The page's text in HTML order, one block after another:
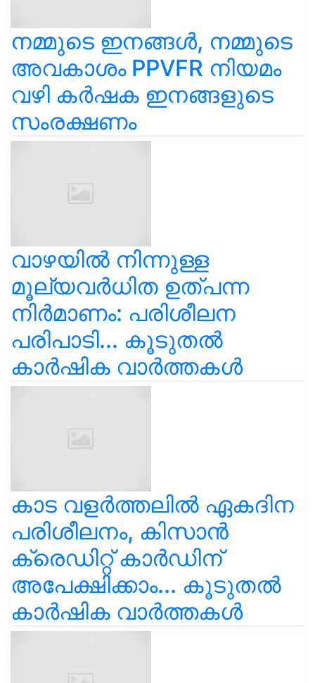
നമ്മുടെ ഇനങ്ങൾ, നമ്മുടെ
അവകാശം PPVFR നിയമം
വഴി കർഷക ഇനങ്ങളുടെ
സംരക്ഷണം
വാഴയിൽ നിന്നുള്ള
മൂല്യവർധിത ഉത്പന്ന
നിർമാണം: പരിശീലന
പരിപാടി... കൂടുതൽ
കാർഷിക വാർത്തകൾ
കാട വളര്‍ത്തലിൽ ഏകദിന
പരിശീലനം, കിസാൻ
ക്രെഡിറ്റ് കാർഡിന്
അപേക്ഷിക്കാം... കൂടുതൽ
കാർഷിക വാർത്തകൾ